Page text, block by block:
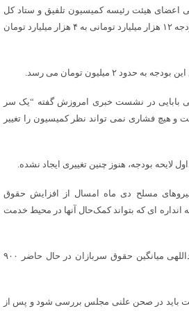
اعضای هیئت رئیسه کمیسیون تلفیق و ستاد کل
نیروهای مسلح، احتمال کاهش بودجه ۱۲ هزار میلیارد تومانی به ۴ هزار میلیارد تومان
۲ میلیون تومان می رسد.
بابایی در نشست خبری امروزش گفته “یک سر
در بودجه ۱۴۰۱ نیست و هیچ فشاری نمی تواند نظر کمیسیون را تغییر
لایحه بودجه، هنوز چنین تغییری ایجاد نشده.
مسلح دی ماه امسال از افزایش حقوق
انداره ای که بتواند کمک‌حال آنها در محیط خدمت
به گفته سردار سرتیپ علی عبداللهی میانگین حقوق سربازان در حال حاضر ۹۰۰
باید در صحن علنی مجلس بررسی شود و پس از